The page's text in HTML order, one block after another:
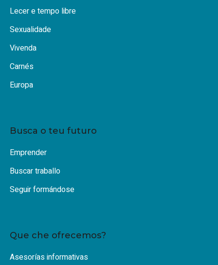
Lecer e tempo libre
Sexualidade
Vivenda
Carnés
Europa
Busca o teu futuro
Emprender
Buscar traballo
Seguir formándose
Que che ofrecemos?
Asesorías informativas